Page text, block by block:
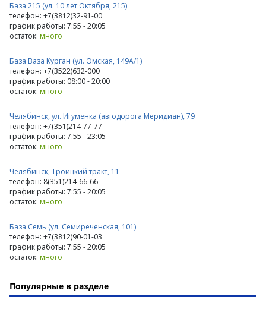
База 215 (ул. 10 лет Октября, 215)
телефон: +7(3812)32-91-00
график работы: 7:55 - 20:05
остаток: много
База Ваза Курган (ул. Омская, 149А/1)
телефон: +7(3522)632-000
график работы: 08:00 - 20:00
остаток: много
Челябинск, ул. Игуменка (автодорога Меридиан), 79
телефон: +7(351)214-77-77
график работы: 7:55 - 23:05
остаток: много
Челябинск, Троицкий тракт, 11
телефон: 8(351)214-66-66
график работы: 7:55 - 20:05
остаток: много
База Семь (ул. Семиреченская, 101)
телефон: +7(3812)90-01-03
график работы: 7:55 - 20:05
остаток: много
Популярные в разделе